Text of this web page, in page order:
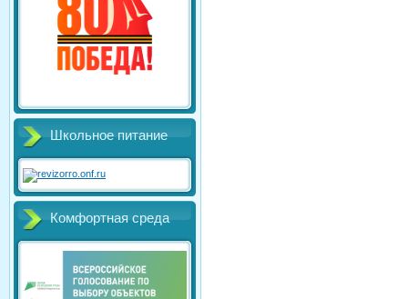
Школьное питание
Комфортная среда